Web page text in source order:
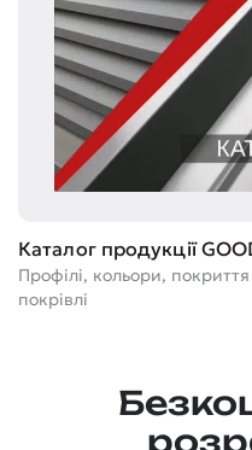
Каталог продукції
Профілі, кольори,
покрівлі